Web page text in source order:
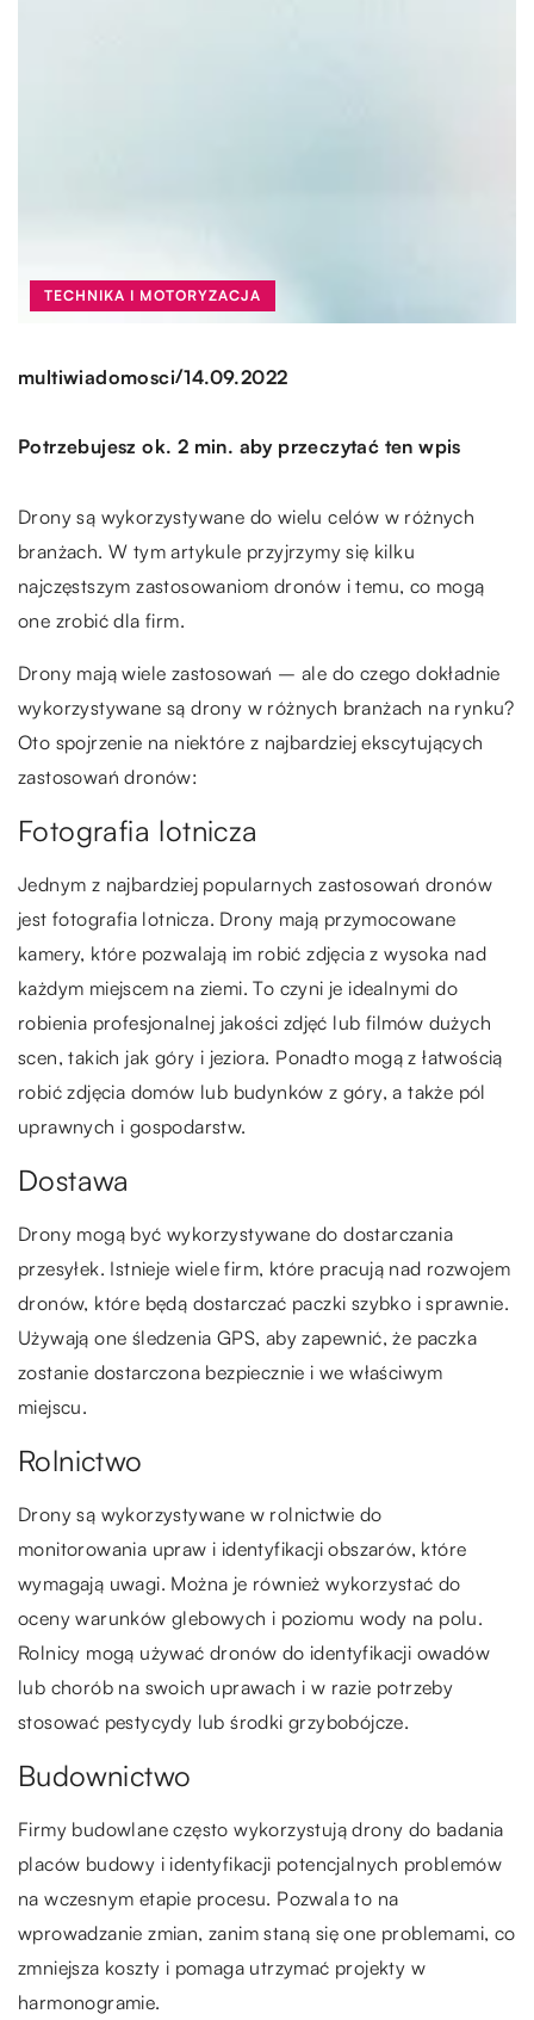
TECHNIKA I MOTORYZACJA
multiwiadomosci/14.09.2022
Potrzebujesz ok. 2 min. aby przeczytać ten wpis
Drony są wykorzystywane do wielu celów w różnych
branżach. W tym artykule przyjrzymy się kilku
najczęstszym zastosowaniom dronów i temu, co mogą
one zrobić dla firm.
Drony mają wiele zastosowań – ale do czego dokładnie
wykorzystywane są drony w różnych branżach na rynku?
Oto spojrzenie na niektóre z najbardziej ekscytujących
zastosowań dronów:
Fotografia lotnicza
Jednym z najbardziej popularnych zastosowań dronów
jest fotografia lotnicza. Drony mają przymocowane
kamery, które pozwalają im robić zdjęcia z wysoka nad
każdym miejscem na ziemi. To czyni je idealnymi do
robienia profesjonalnej jakości zdjęć lub filmów dużych
scen, takich jak góry i jeziora. Ponadto mogą z łatwością
robić zdjęcia domów lub budynków z góry, a także pól
uprawnych i gospodarstw.
Dostawa
Drony mogą być wykorzystywane do dostarczania
przesyłek. Istnieje wiele firm, które pracują nad rozwojem
dronów, które będą dostarczać paczki szybko i sprawnie.
Używają one śledzenia GPS, aby zapewnić, że paczka
zostanie dostarczona bezpiecznie i we właściwym
miejscu.
Rolnictwo
Drony są wykorzystywane w rolnictwie do
monitorowania upraw i identyfikacji obszarów, które
wymagają uwagi. Można je również wykorzystać do
oceny warunków glebowych i poziomu wody na polu.
Rolnicy mogą używać dronów do identyfikacji owadów
lub chorób na swoich uprawach i w razie potrzeby
stosować pestycydy lub środki grzybobójcze.
Budownictwo
Firmy budowlane często wykorzystują drony do badania
placów budowy i identyfikacji potencjalnych problemów
na wczesnym etapie procesu. Pozwala to na
wprowadzanie zmian, zanim staną się one problemami, co
zmniejsza koszty i pomaga utrzymać projekty w
harmonogramie.